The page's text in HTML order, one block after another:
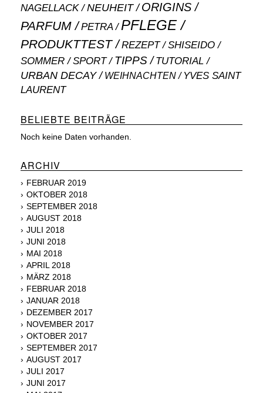
NAGELLACK NEUHEIT ORIGINS
PARFUM PETRA PFLEGE
PRODUKTTEST REZEPT SHISEIDO
SOMMER SPORT TIPPS TUTORIAL
URBAN DECAY WEIHNACHTEN
YVES SAINT
LAURENT
BELIEBTE BEITRÄGE
Noch keine Daten vorhanden.
ARCHIV
FEBRUAR 2019
OKTOBER 2018
SEPTEMBER 2018
AUGUST 2018
JULI 2018
JUNI 2018
MAI 2018
APRIL 2018
MÄRZ 2018
FEBRUAR 2018
JANUAR 2018
DEZEMBER 2017
NOVEMBER 2017
OKTOBER 2017
SEPTEMBER 2017
AUGUST 2017
JULI 2017
JUNI 2017